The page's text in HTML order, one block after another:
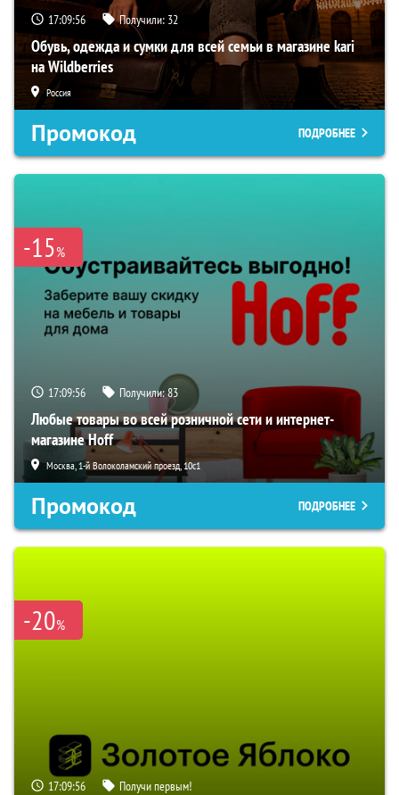
17:09:54 Получили: 32
Обувь, одежда и сумки для всей семьи в магазине kari
на Wildberries
Россия
Промокод ПОДРОБНЕЕ
-15%
17:09:54 Получили:83
Любые товары во всей розничной сети и интернет-
магазине Hoff
Москва, 1-й Волоколамский проезд, 10с1
Промокод ПОДРОБНЕЕ
-20%
17:09:54 Получи первым!